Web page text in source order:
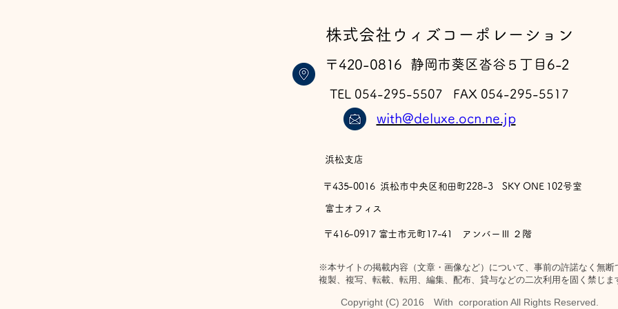
​株式会社ウィズコーポレーション
〒420-0816 静岡市葵区沓谷５丁目6-2
TEL 054-295-5507 FAX 054-295-5517
with@deluxe.ocn.ne.jp
浜松支店
〒435-0016 浜松市中央区和田町228-3 SKY ONE 102号室
​富士オフィス
〒416-0917 富士市元町17-41 アンバーⅢ ２階
※本サイトの掲載内容（文章・画像など）について、事前の許諾なく無断
複製、複写、転載、転用、編集、配布、貸与などの二次利用を固く禁じま
Copyright (C) 2016 With corporation All Rights Reserved.​